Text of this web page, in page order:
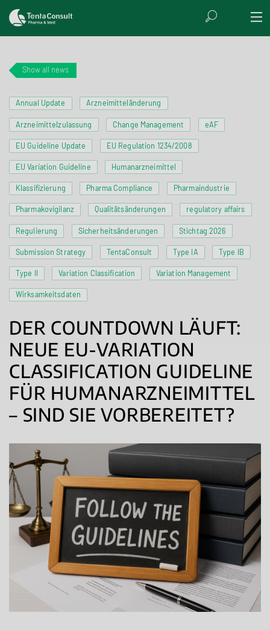
Show all news
Annual Update Arzneimitteländerung
Arzneimittelzulassung Change Management eAF
EU Guideline Update EU Regulation 1234/2008
EU Variation Guideline Humanarzneimittel
Klassifizierung Pharma Compliance Pharmaindustrie
Pharmakovigilanz Qualitätsänderungen regulatory affairs
Regulierung Sicherheitsänderungen Stichtag 2026
Submission Strategy TentaConsult Type IA Type IB
Type II Variation Classification Variation Management
Wirksamkeitsdaten
DER COUNTDOWN LÄUFT:
NEUE EU-VARIATION
CLASSIFICATION GUIDELINE
FÜR HUMANARZNEIMITTEL
– SIND SIE VORBEREITET?